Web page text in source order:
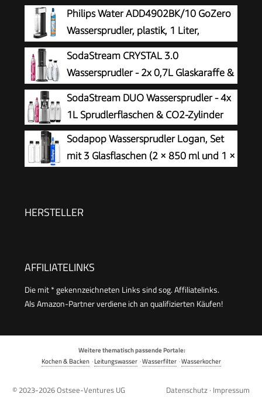
Philips Water ADD4902BK/10 GoZero
Wassersprudler, plastik, 1 Liter,
Schwarz
SodaStream CRYSTAL 3.0
Wassersprudler - 2x 0,7L Glaskaraffe &
CO2-Zylinder
SodaStream DUO Wassersprudler - 4x
1L Sprudlerflaschen & CO2-Zylinder
Sodapop Wassersprudler Logan, Set
mit 3 Glasflaschen (2 × 850 ml und 1 ×
HERSTELLER
AFFILIATELINKS
Die mit * gekennzeichneten Links sind sog. Affiliatelinks.
Als Amazon-Partner verdiene ich an qualifizierten Käufen!
Weitere thematisch passende Portale:
Kochen & Backen·Leitungswasser·Wasserfilter·Wasserkocher
© 2023-2026Ostsee-Ventures UG Datenschutz · Impressum